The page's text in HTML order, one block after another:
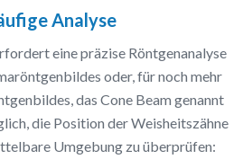
Analyse
eine präzise Röntgenanalyse
oder, für noch mehr
das Cone Beam genannt
die Position der Weisheitszähne
Umgebung zu überprüfen: